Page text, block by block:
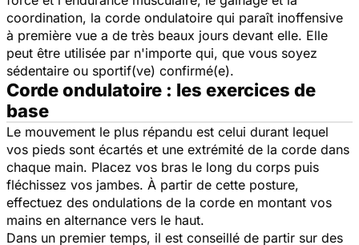
coordination, la corde ondulatoire qui paraît inoffensive
à première vue a de très beaux jours devant elle. Elle
peut être utilisée par n'importe qui, que vous soyez
sédentaire ou sportif(ve) confirmé(e).
Corde ondulatoire : les exercices de
base
Le mouvement le plus répandu est celui durant lequel
vos pieds sont écartés et une extrémité de la corde dans
chaque main. Placez vos bras le long du corps puis
fléchissez vos jambes. À partir de cette posture,
effectuez des ondulations de la corde en montant vos
mains en alternance vers le haut.
Dans un premier temps, il est conseillé de partir sur des